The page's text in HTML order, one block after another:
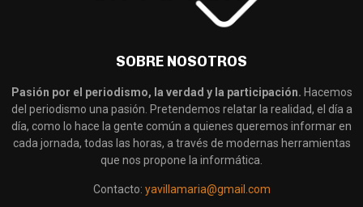
SOBRE NOSOTROS
Pasión por el periodismo, la verdad y la participación. Hacemos
del periodismo una pasión. Pretendemos relatar la realidad, el día a
día, como lo hace la gente común a quienes queremos informar en
cada jornada, todas las horas, a través de modernas herramientas
que nos propone la informática.
Contacto: yavillamaria@gmail.com